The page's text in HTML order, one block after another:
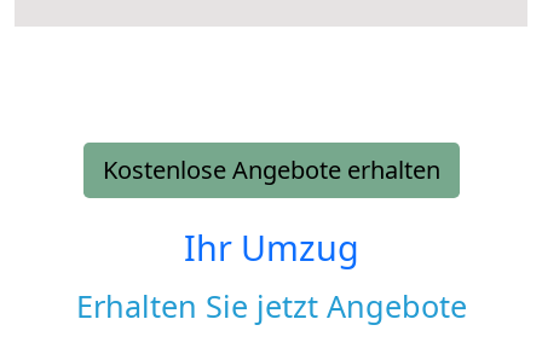
Kostenlose Angebote erhalten
Ihr Umzug
Erhalten Sie jetzt Angebote